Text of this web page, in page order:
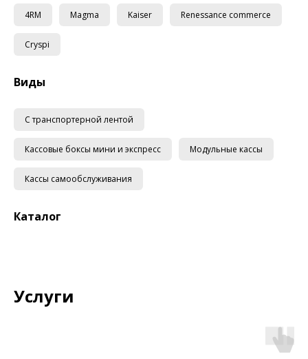
4RM Magma Kaiser Renessance commerce
Cryspi
Виды
С транспортерной лентой
Кассовые боксы мини и экспресс Модульные кассы
Кассы самообслуживания
Каталог
Услуги